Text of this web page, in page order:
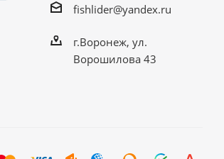
fishlider@yandex.ru
г.Воронеж, ул.
Ворошилова 43